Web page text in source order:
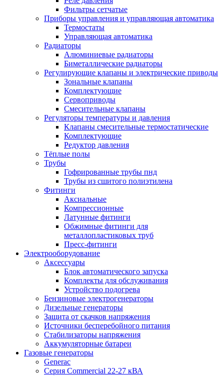
Фильтры сетчатые
Приборы управления и управляющая автоматика
Термостаты
Управляющая автоматика
Радиаторы
Алюминиевые радиаторы
Биметаллические радиаторы
Регулирующие клапаны и электрические приводы
Зональные клапаны
Комплектующие
Сервоприводы
Смесительные клапаны
Регуляторы температуры и давления
Клапаны смесительные термостатические
Комплектующие
Редуктор давления
Тёплые полы
Трубы
Гофрированные трубы пнд
Трубы из сшитого полиэтилена
Фитинги
Аксиальные
Компрессионные
Латунные фитинги
Обжимные фитинги для
металлопластиковых труб
Пресс-фитинги
Электрооборудование
Аксессуары
Блок автоматического запуска
Комплекты для обслуживания
Устройство подогрева
Бензиновые электрогенераторы
Дизельные генераторы
Защита от скачков напряжения
Источники бесперебойного питания
Стабилизаторы напряжения
Аккумуляторные батареи
Газовые генераторы
Generac
Серия Commercial 22-27 кВА